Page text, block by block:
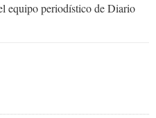
equipo periodístico de Diario